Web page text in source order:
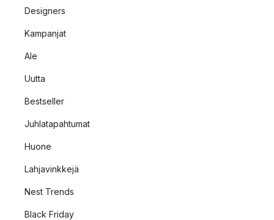
Designers
Kampanjat
Ale
Uutta
Bestseller
Juhlatapahtumat
Huone
Lahjavinkkejä
Nest Trends
Black Friday